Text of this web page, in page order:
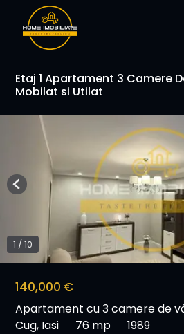
Etaj 1 Apartament 3 Camere
Mobilat si Utilat
140,000 €
Apartament cu 3 camere de
Cug, Iasi
76 mp 1989
1 /10
Previous